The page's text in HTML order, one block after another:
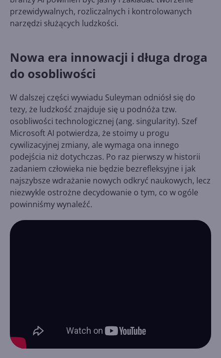
przewidywalnych, rozliczalnych i kontrolowanych
narzędzi służących ludzkości.
Nowa era innowacji i długa droga
do osobliwości
W dalszej części wywiadu Suleyman odniósł się do
tezy, że ludzkość znajduje się u podnóża tzw.
osobliwości technologicznej (ang. singularity). Szef
Microsoft AI potwierdza, że stoimy u progu
cywilizacyjnej zmiany, ale wymaga ona innego
podejścia niż dotychczas. Po raz pierwszy w historii
zadaniem człowieka nie będzie bezrefleksyjne i jak
najszybsze wdrażanie nowych odkryć naukowych, lecz
niezwykle ostrożne decydowanie o tym, co w ogóle
powinniśmy wynaleźć.